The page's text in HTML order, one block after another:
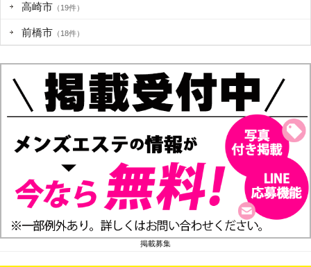
高崎市 （19件）
前橋市 （18件）
掲載募集